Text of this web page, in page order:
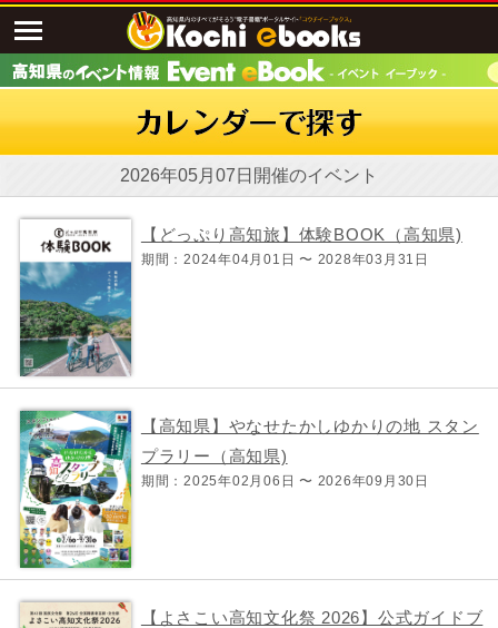
2026年05月07日開催のイベント
【どっぷり高知旅】体験BOOK（高知県)
期間：2024年04月01日 〜 2028年03月31日
【高知県】やなせたかしゆかりの地 スタン
プラリー（高知県)
期間：2025年02月06日 〜 2026年09月30日
【よさこい高知文化祭 2026】公式ガイドブ